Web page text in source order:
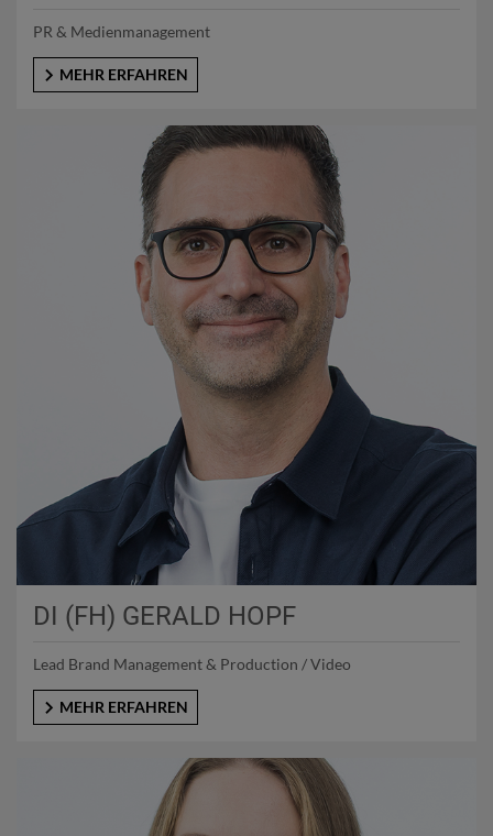
PR & Medienmanagement
MEHR ERFAHREN
DI (FH) GERALD HOPF
Lead Brand Management & Production / Video
MEHR ERFAHREN